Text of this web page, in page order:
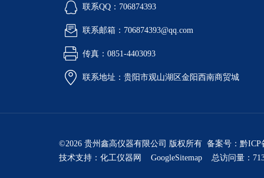
联系QQ：706874393
联系邮箱：706874393@qq.com
传真：0851-4403093
联系地址：贵阳市观山湖区金阳西南商贸城
©2026 贵州鑫高仪器有限公司 版权所有 备案号： 黔ICP
技术支持： 化工仪器网 GoogleSitemap 总访问量：